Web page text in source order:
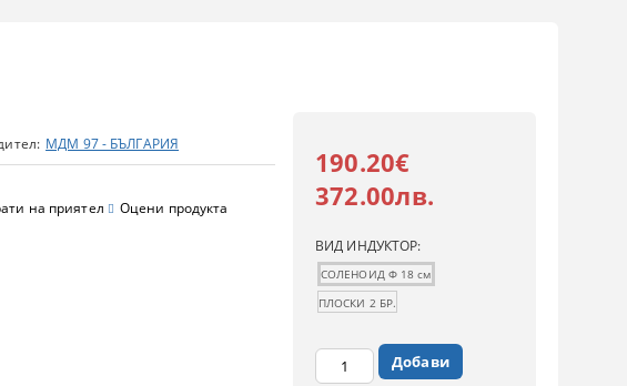
МДМ 97 - БЪЛГАРИЯ
на приятел Оцени продукта
190.20€
372.00лв.
ВИД ИНДУКТОР:
СОЛЕНОИД Ф 18 см
ПЛОСКИ 2 БР.